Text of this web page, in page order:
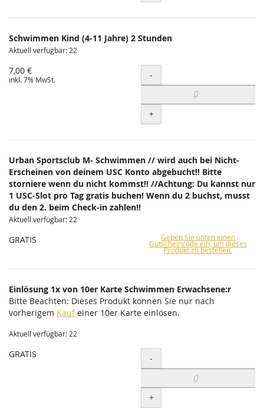
Schwimmen Kind (4-11 Jahre) 2 Stunden
Aktuell verfügbar: 22
7,00 €
inkl. 7% MwSt. Menge
-
+
Urban Sportsclub M- Schwimmen // wird auch bei Nicht-
Erscheinen von deinem USC Konto abgebucht!! Bitte
storniere wenn du nicht kommst!! //Achtung: Du kannst nur
1 USC-Slot pro Tag gratis buchen! Wenn du 2 buchst, musst
du den 2. beim Check-in zahlen!!
Aktuell verfügbar: 22
GRATIS Geben Sie unten einen
Gutscheincode ein, um dieses
Produkt zu bestellen.
Einlösung 1x von 10er Karte Schwimmen Erwachsene:r
Bitte Beachten: Dieses Produkt können Sie nur nach
vorherigem Kaufeiner 10er Karte einlösen.
Aktuell verfügbar: 22
GRATIS Menge
-
+